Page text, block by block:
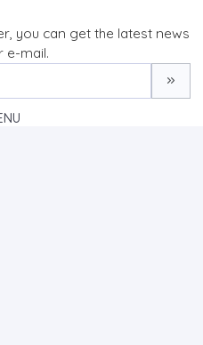
you can get the latest news
e-mail.